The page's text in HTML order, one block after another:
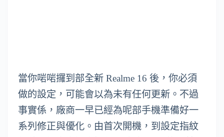
當你啱啱攞到部全新 Realme 16 後，你必須
做的設定，可能會以為未有任何更新。不過
事實係，廠商一早已經為呢部手機準備好一
系列修正與優化。由首次開機，到設定指紋